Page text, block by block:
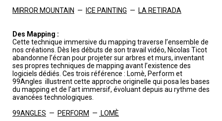
MIRROR MOUNTAIN — ICE PAINTING — LA RETIRADA
Des Mapping :
Cette technique immersive du mapping traverse l’ensemble de
nos créations. Dès les débuts de son travail vidéo, Nicolas Ticot
abandonne l’écran pour projeter sur arbres et murs, inventant
ses propres techniques de mapping avant l’existence des
logiciels dédiés. Ces trois référence : Lomè, Perform et
99Angles illustrent cette approche originelle qui posa les bases
du mapping et de l’art immersif, évoluant depuis au rythme des
avancées technologiques.
99ANGLES — PERFORM — LOMÈ